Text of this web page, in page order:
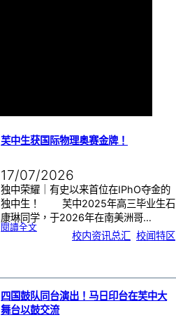
芙中生获国际物理奥赛金牌！
17/07/2026
独中荣耀｜有史以来首位在IPhO夺金的
独中生！ 芙中2025年高三毕业生石
康琳同学，于2026年在南美洲哥…
閱讀全文:芙
赛
金
！
校内资讯总汇 校闻特区
四国鼓队同台演出！马日印台在芙中大
舞台以鼓交流